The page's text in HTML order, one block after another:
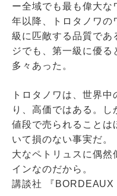
ー全域でも最も偉大な
年以降、トロタノワの
級に匹敵する品質であ
ジでも、第一級に優る
多々あった。
トロタノワは、世界
り、高価ではある。
値段で売られることは
いて損のない事実だ。
大なペトリュスに偶然
インなのだから。
講談社 『BORDEAUX